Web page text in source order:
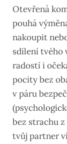
Otevřená
pouhá
nakoupit
sdílení tvého
radostí i
pocity bez
v páru
bez strachu
tvůj partner